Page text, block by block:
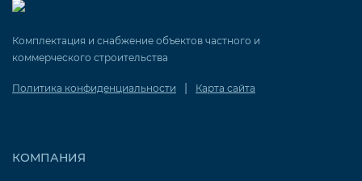
Комплектация и снабжение объектов частного и
коммерческого строительства
Политика конфиденциальности | Карта сайта
КОМПАНИЯ